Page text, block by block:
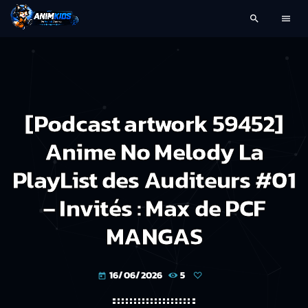
search menu
[Podcast artwork 59452]
Anime No Melody La
PlayList des Auditeurs #01
– Invités : Max de PCF
MANGAS
today 16/06/2026 5